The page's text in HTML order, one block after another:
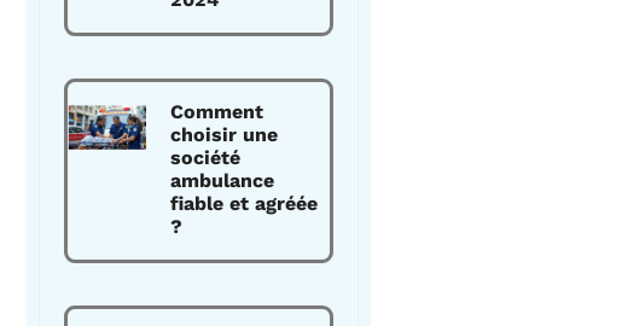
Comment
choisir une
société
ambulance
fiable et agréée
?